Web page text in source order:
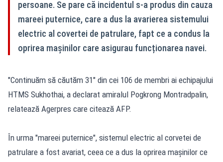
persoane. Se pare că incidentul s-a produs din cauza
mareei puternice, care a dus la avarierea sistemului
electric al covertei de patrulare, fapt ce a condus la
oprirea mașinilor care asigurau funcționarea navei.
"Continuăm să căutăm 31" din cei 106 de membri ai echipajului
HTMS Sukhothai, a declarat amiralul Pogkrong Montradpalin,
relatează Agerpres care citează AFP.
În urma "mareei puternice", sistemul electric al corvetei de
patrulare a fost avariat, ceea ce a dus la oprirea maşinilor ce